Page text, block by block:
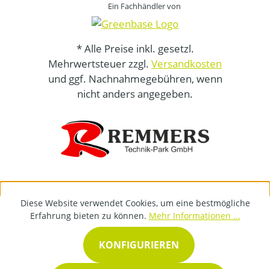
Ein Fachhändler von
* Alle Preise inkl. gesetzl.
Mehrwertsteuer zzgl. Versandkosten
und ggf. Nachnahmegebühren, wenn
nicht anders angegeben.
Diese Website verwendet Cookies, um eine bestmögliche
Erfahrung bieten zu können. Mehr Informationen ...
KONFIGURIEREN